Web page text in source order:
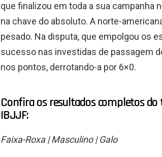
que finalizou em toda a sua campanha
na chave do absoluto. A norte-
pesado. Na disputa, que empolgou os
sucesso nas investidas de passagem
nos pontos, derrotando-a por 6×0.
Confira os resultados completos
IBJJF:
Faixa-Roxa | Masculino | Galo